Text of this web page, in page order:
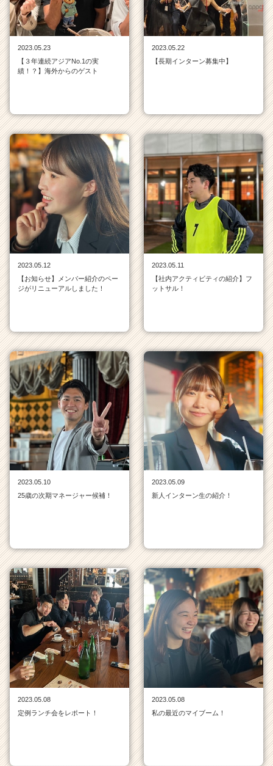
e
r）
2023.05.23
【３年連続アジアNo.1の実
績！？】海外からのゲスト
2023.05.22
【長期インターン募集中】
2023.05.12
【お知らせ】メンバー紹介のペー
ジがリニューアルしました！
2023.05.11
【社内アクティビティの紹介】フ
ットサル！
2023.05.10
25歳の次期マネージャー候補！
2023.05.09
新人インターン生の紹介！
2023.05.08
定例ランチ会をレポート！
2023.05.08
私の最近のマイブーム！